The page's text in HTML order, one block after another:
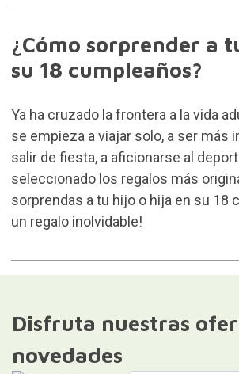
¿Cómo sorprender a
su 18 cumpleaños?
Ya ha cruzado la frontera a la vida
se empieza a viajar solo, a ser más
salir de fiesta, a aficionarse al
seleccionado los regalos más
sorprendas a tu hijo o hija en su 18
un regalo inolvidable!
Disfruta nuestras
novedades